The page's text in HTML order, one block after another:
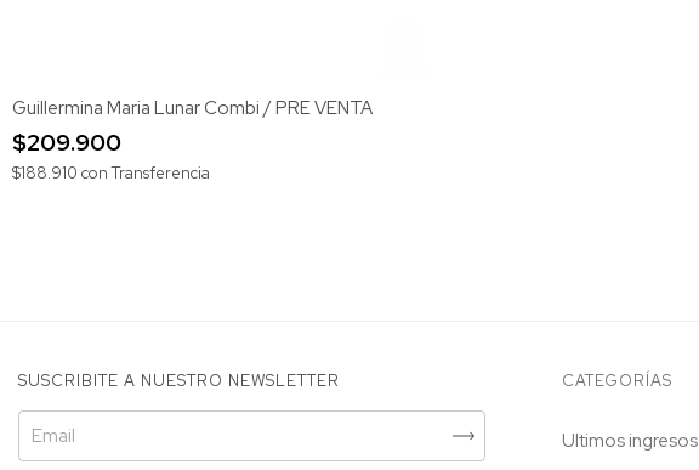
Guillermina Maria Lunar Combi / PRE VENTA
$209.900
$188.910 con Transferencia
SUSCRIBITE A NUESTRO NEWSLETTER CATEGORÍAS
Ultimos ingresos